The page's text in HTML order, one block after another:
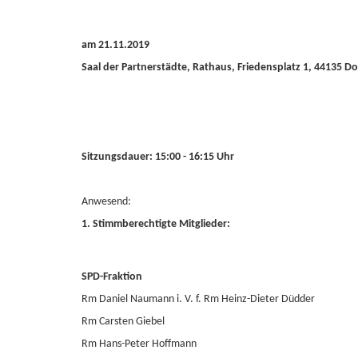
am 21.11.2019
Saal der Partnerstädte, Rathaus, Friedensplatz 1, 44135
Sitzungsdauer: 15:00 - 16:15 Uhr
Anwesend:
1. Stimmberechtigte Mitglieder:
SPD-Fraktion
Rm Daniel Naumann i. V. f. Rm Heinz-Dieter Düdder
Rm Carsten Giebel
Rm Hans-Peter Hoffmann